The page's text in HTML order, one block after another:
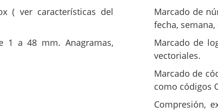
( ver características del
1 a 48 mm. Anagramas,
Marcado de
fecha, semana,
Marcado de
vectoriales.
Marcado de
como códigos
Compresión,